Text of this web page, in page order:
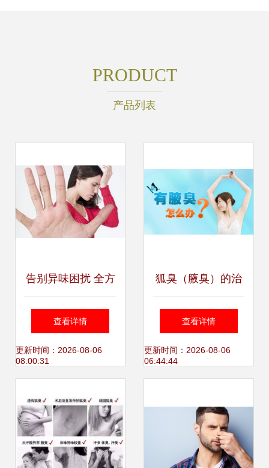
PRODUCT
产品列表
告别异味困扰 全方
位解析狐臭治疗方
法与日常管理
查看详情
更新时间：2026-08-06
08:00:31
狐臭（腋臭）的治
疗方法全解析 从日
常管理到医疗干预
查看详情
更新时间：2026-08-06
06:44:44